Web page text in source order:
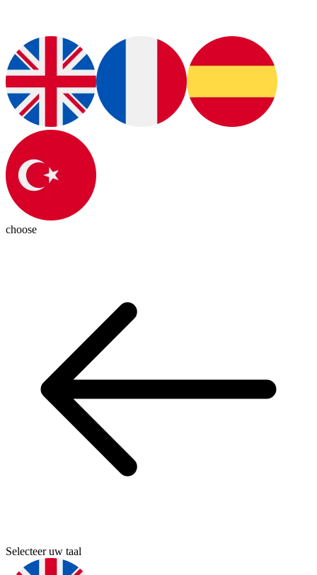
choose
Selecteer uw taal